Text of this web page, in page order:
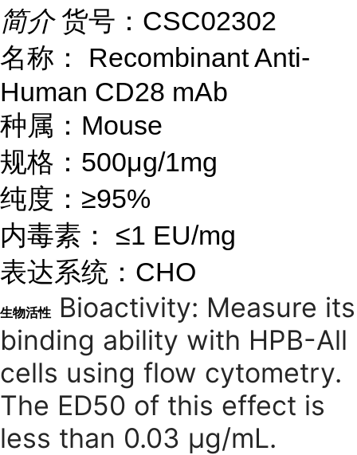
简介 货号：CSC02302
名称： Recombinant Anti-
Human CD28 mAb
种属：Mouse
规格：500μg/1mg
纯度：≥95%
内毒素： ≤1 EU/mg
表达系统：CHO
生物活性
Bioactivity: Measure its
binding ability with HPB-All
cells using flow cytometry.
The ED50 of this effect is
less than 0.03 μg/mL.